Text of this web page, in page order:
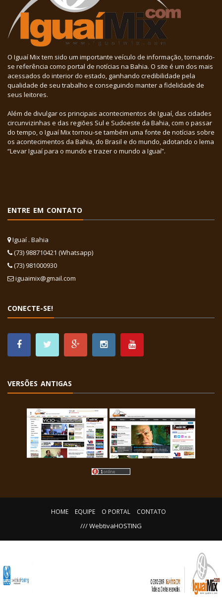
O Iguaí Mix tem sido um importante veículo de informação, tornando-
se referência como portal de notícias na Bahia. O site é um dos mais
acessados do interior do estado, ganhando credibilidade pela
qualidade de seu trabalho e conseguindo manter a fidelidade de
seus leitores.
Além de divulgar os principais acontecimentos de Iguaí, das cidades
circunvizinhas e das regiões Sul e Sudoeste da Bahia, com o passar
do tempo, o Iguaí Mix tornou-se também uma fonte de notícias sobre
os acontecimentos da Bahia, do Brasil e do mundo, adotando o lema
“Levar Iguaí para o mundo e trazer o mundo a Iguaí”.
ENTRE EM CONTATO
Iguaí . Bahia
(73) 988710421 (Whatsapp)
(73) 981000930
iguaimix@gmail.com
CONECTE-SE!
VERSÕES ANTIGAS
HOME EQUIPE O PORTAL CONTATO
/// WebtivaHOSTING